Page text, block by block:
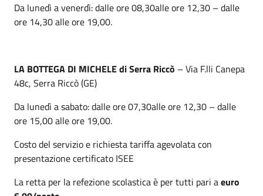
Da lunedì a venerdì: dalle ore 08,30alle ore 12,30 – dalle
ore 14,30 alle ore 19,00.
LA BOTTEGA DI MICHELE di Serra Riccò – Via F.lli Canepa
48c, Serra Riccò (GE)
Da lunedì a sabato: dalle ore 07,30alle ore 12,30 – dalle
ore 15,00 alle ore 19,00.
Costo del servizio e richiesta tariffa agevolata con
presentazione certificato ISEE
La retta per la refezione scolastica è per tutti pari aeuro